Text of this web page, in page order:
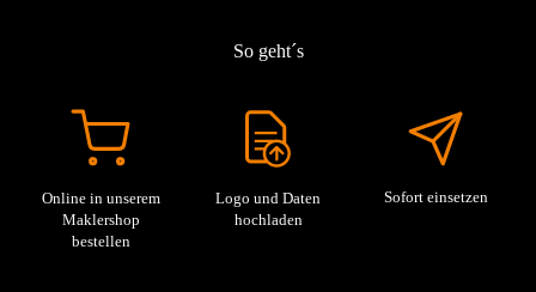
So geht´s
Online in unserem
Maklershop
bestellen
Logo und Daten
hochladen
Sofort einsetzen